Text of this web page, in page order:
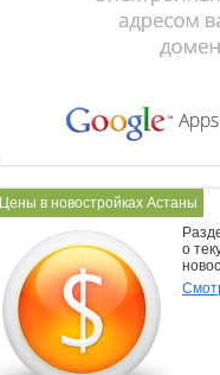
Цены в новостройках Астаны
о